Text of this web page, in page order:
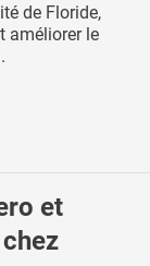
de Floride,
améliorer le
et